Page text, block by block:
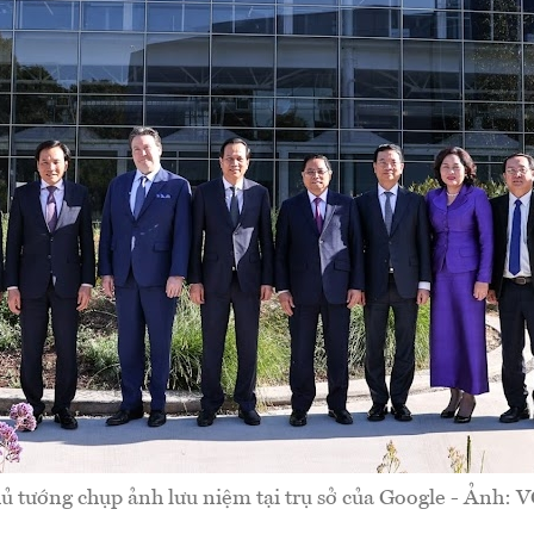
tướng chụp ảnh lưu niệm tại trụ sở của Google - Ảnh: